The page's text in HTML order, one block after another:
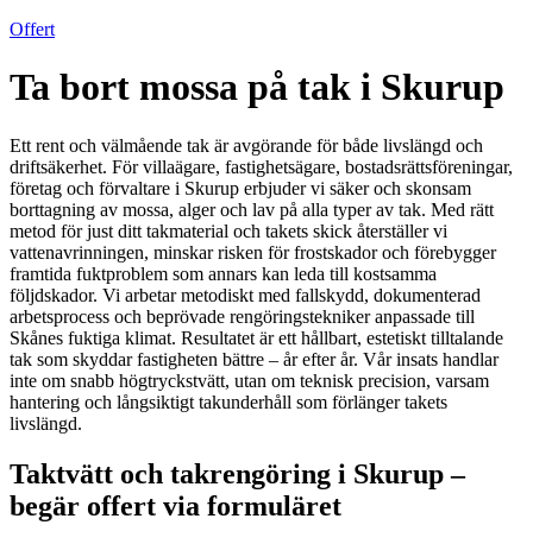
Offert
Ta bort mossa på tak i Skurup
Ett rent och välmående tak är avgörande för både livslängd och
driftsäkerhet. För villaägare, fastighetsägare, bostadsrättsföreningar,
företag och förvaltare i Skurup erbjuder vi säker och skonsam
borttagning av mossa, alger och lav på alla typer av tak. Med rätt
metod för just ditt takmaterial och takets skick återställer vi
vattenavrinningen, minskar risken för frostskador och förebygger
framtida fuktproblem som annars kan leda till kostsamma
följdskador. Vi arbetar metodiskt med fallskydd, dokumenterad
arbetsprocess och beprövade rengöringstekniker anpassade till
Skånes fuktiga klimat. Resultatet är ett hållbart, estetiskt tilltalande
tak som skyddar fastigheten bättre – år efter år. Vår insats handlar
inte om snabb högtryckstvätt, utan om teknisk precision, varsam
hantering och långsiktigt takunderhåll som förlänger takets
livslängd.
Taktvätt och takrengöring i Skurup –
begär offert via formuläret